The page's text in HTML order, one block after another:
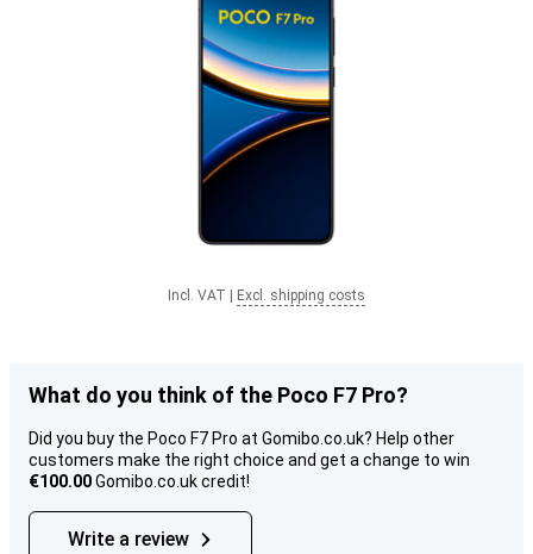
Incl. VAT Excl. shipping costs
What do you think of the Poco F7 Pro?
Did you buy the Poco F7 Pro at Gomibo.co.uk? Help other
customers make the right choice and get a change to win
€100.00Gomibo.co.uk credit!
Write a review